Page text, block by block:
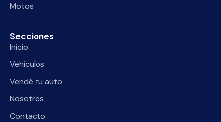
Motos
Secciones
Inicio
Vehículos
Vendé tu auto
Nosotros
Contacto